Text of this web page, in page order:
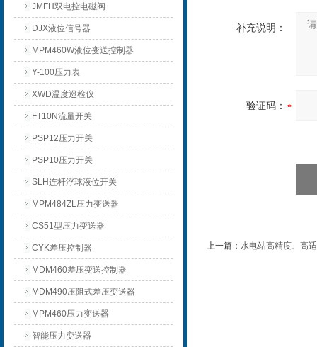
JMFH双电控电磁阀
DJX液位信号器
MPM460W液位变送控制器
Y-100压力表
XWD温度巡检仪
FT10N流量开关
PSP12压力开关
PSP10压力开关
SLH连杆浮球液位开关
MPM484ZL压力变送器
CS51型压力变送器
CYK差压控制器
MDM460差压变送控制器
MDM490压阻式差压变送器
MPM460压力变送器
智能压力变送器
补充说明：
验证码：
上一篇： 水电站高精度、高